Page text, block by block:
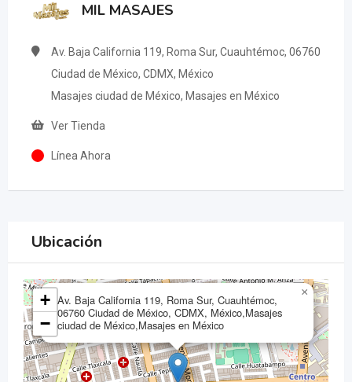
MIL MASAJES
Av. Baja California 119, Roma Sur, Cuauhtémoc, 06760
Ciudad de México, CDMX, México
Masajes ciudad de México, Masajes en México
Ver Tienda
Línea Ahora
Ubicación
Av. Baja California 119, Roma Sur, Cuauhtémoc,
06760 Ciudad de México, CDMX, México,Masajes
ciudad de México,Masajes en México
×
+
−